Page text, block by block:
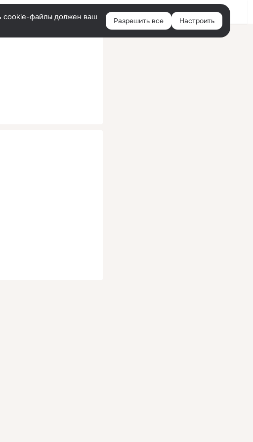
Русский Войти
cookie-файлы должен ваш
Разрешить все Настроить